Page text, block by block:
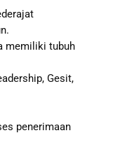
memiliki tubuh
Gesit,
penerimaan